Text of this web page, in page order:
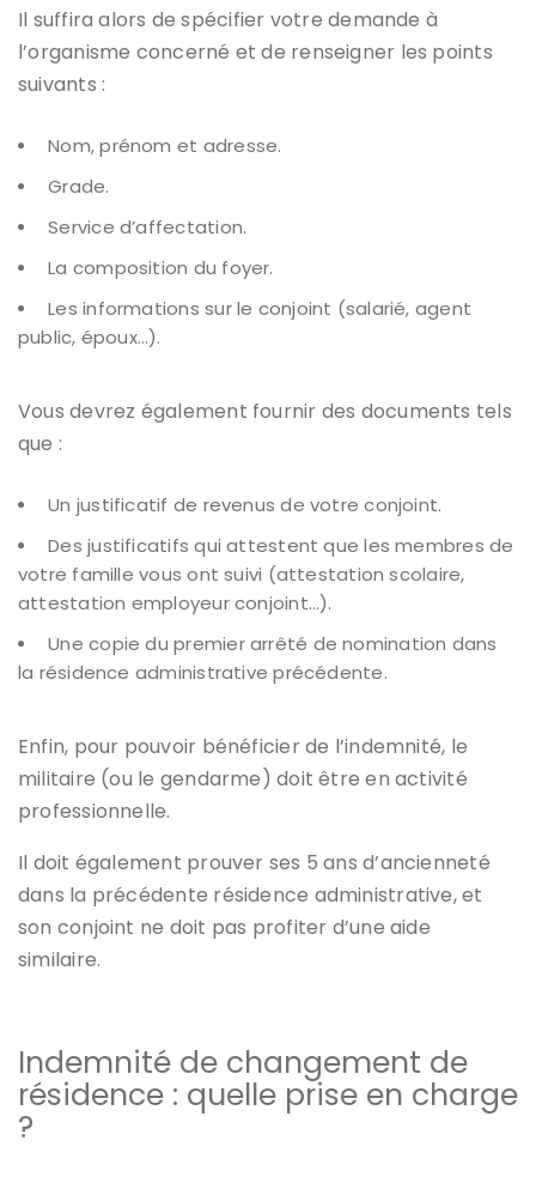
Il suffira alors de spécifier votre demande à
l’organisme concerné et de renseigner les points
suivants :
Nom, prénom et adresse.
Grade.
Service d’affectation.
La composition du foyer.
Les informations sur le conjoint (salarié, agent
public, époux…).
Vous devrez également fournir des documents tels
que :
Un justificatif de revenus de votre conjoint.
Des justificatifs qui attestent que les membres de
votre famille vous ont suivi (attestation scolaire,
attestation employeur conjoint…).
Une copie du premier arrêté de nomination dans
la résidence administrative précédente.
Enfin, pour pouvoir bénéficier de l’indemnité, le
militaire (ou le gendarme) doit être en activité
professionnelle.
Il doit également prouver ses 5 ans d’ancienneté
dans la précédente résidence administrative, et
son conjoint ne doit pas profiter d’une aide
similaire.
Indemnité de changement de
résidence : quelle prise en charge
?